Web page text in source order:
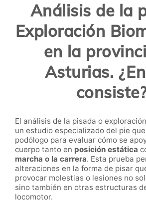
Análisis de la
Exploración
en la
Asturias.
El análisis de la pisada o
un estudio especializado del pie
podólogo para evaluar cómo se
cuerpo tanto en posición estática
marcha o la carrera. Esta prueba
alteraciones en la forma de pisar
provocar molestias o lesiones no
sino también en otras estructuras
locomotor.